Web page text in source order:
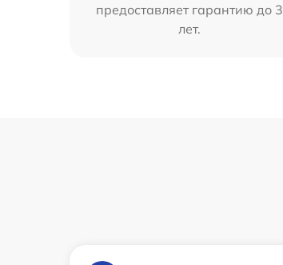
предоставляет гарантию до 3
лет.